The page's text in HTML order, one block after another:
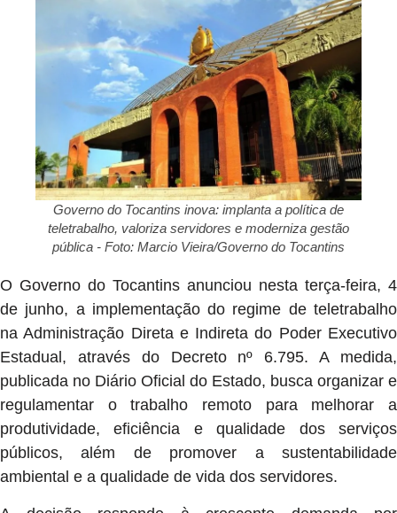
Governo do Tocantins inova: implanta a política de
teletrabalho, valoriza servidores e moderniza gestão
pública - Foto: Marcio Vieira/Governo do Tocantins
O Governo do Tocantins anunciou nesta terça-feira, 4
de junho, a implementação do regime de teletrabalho
na Administração Direta e Indireta do Poder Executivo
Estadual, através do Decreto nº 6.795. A medida,
publicada no Diário Oficial do Estado, busca organizar e
regulamentar o trabalho remoto para melhorar a
produtividade, eficiência e qualidade dos serviços
públicos, além de promover a sustentabilidade
ambiental e a qualidade de vida dos servidores.